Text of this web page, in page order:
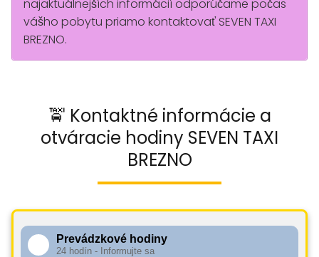
najaktuálnejších informácií odporúčame počas
vášho pobytu priamo kontaktovať SEVEN TAXI
BREZNO.
🚖 Kontaktné informácie a
otváracie hodiny SEVEN TAXI
BREZNO
Prevádzkové hodiny
24 hodín - Informujte sa